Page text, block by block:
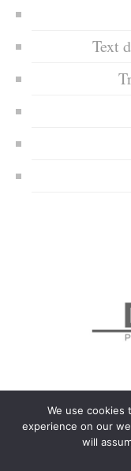
Text
Politica de
We use
experience on our
will